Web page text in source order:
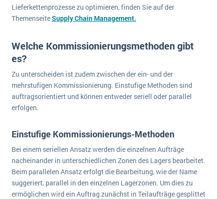
Lieferkettenprozesse zu optimieren, finden Sie auf der
ThemenseiteSupply Chain Management.
Welche Kommissionierungsmethoden gibt
es?
Zu unterscheiden ist zudem zwischen der ein- und der
mehrstufigen Kommissionierung. Einstufige Methoden sind
auftragsorientiert und können entweder seriell oder parallel
erfolgen.
Einstufige Kommissionierungs-Methoden
Bei einem seriellen Ansatz werden die einzelnen Aufträge
nacheinander in unterschiedlichen Zonen des Lagers bearbeitet.
Beim parallelen Ansatz erfolgt die Bearbeitung, wie der Name
suggeriert, parallel in den einzelnen Lagerzonen. Um dies zu
ermöglichen wird ein Auftrag zunächst in Teilaufträge gesplittet